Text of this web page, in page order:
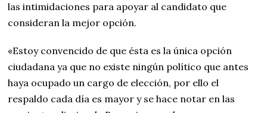
las intimidaciones para apoyar al candidato que
consideran la mejor opción.
«Estoy convencido de que ésta es la única opción
ciudadana ya que no existe ningún político que antes
haya ocupado un cargo de elección, por ello el
respaldo cada día es mayor y se hace notar en las